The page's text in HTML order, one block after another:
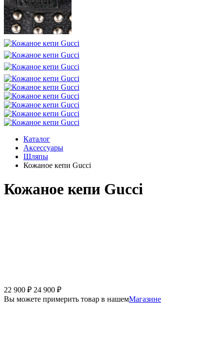
Каталог
Аксессуары
Шляпы
Кожаное кепи Gucci
Кожаное кепи Gucci
22 900 ₽ 24 900 ₽
Вы можете примерить товар в нашемМагазине